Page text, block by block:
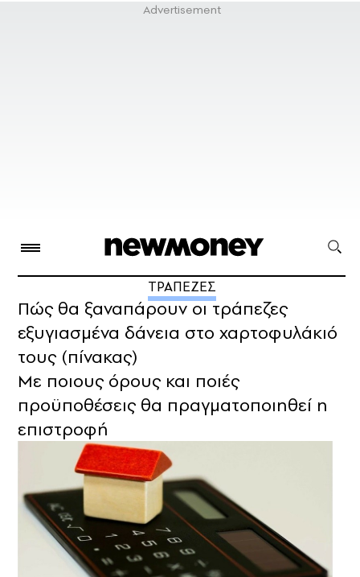
ΤΡΑΠΕΖΕΣ
Πώς θα ξαναπάρουν οι τράπεζες
εξυγιασμένα δάνεια στο χαρτοφυλάκιό
τους (πίνακας)
Με ποιους όρους και ποιές
προϋποθέσεις θα πραγματοποιηθεί η
επιστροφή